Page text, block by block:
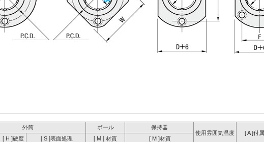
外筒 ボール
保持器
使用雰囲気温度
[ A ]付
[ H ]硬度 [ S ]表面処理 [ M ] 材質
[ M ]材質